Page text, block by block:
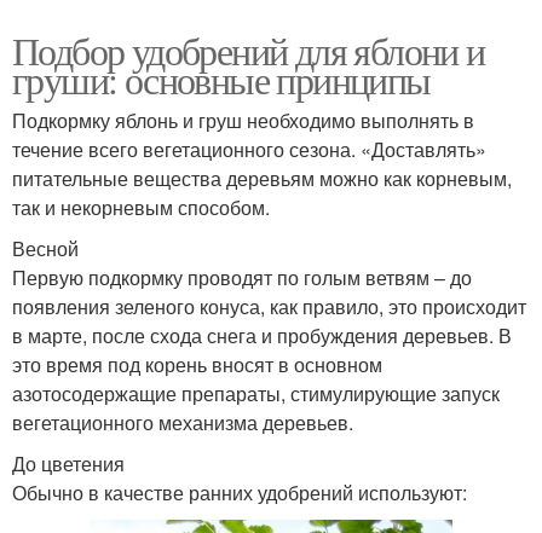
Подбор удобрений для яблони и
груши: основные принципы
Подкормку яблонь и груш необходимо выполнять в
течение всего вегетационного сезона. «Доставлять»
питательные вещества деревьям можно как корневым,
так и некорневым способом.
Весной
Первую подкормку проводят по голым ветвям – до
появления зеленого конуса, как правило, это происходит
в марте, после схода снега и пробуждения деревьев. В
это время под корень вносят в основном
азотосодержащие препараты, стимулирующие запуск
вегетационного механизма деревьев.
До цветения
Обычно в качестве ранних удобрений используют: